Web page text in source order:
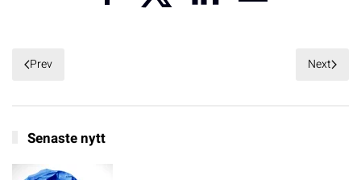
Prev Next
Senaste nytt